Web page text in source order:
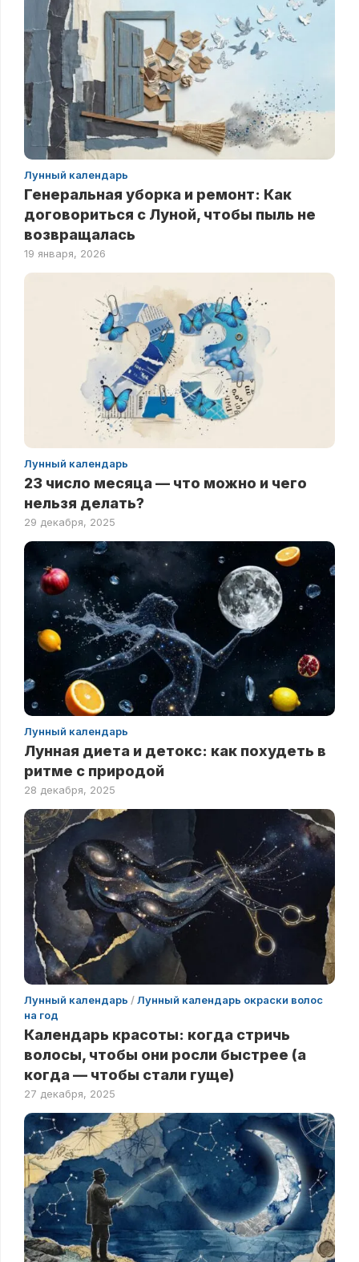
Лунный календарь
Генеральная уборка и ремонт: Как
договориться с Луной, чтобы пыль не
возвращалась
19 января, 2026
Лунный календарь
23 число месяца — что можно и чего
нельзя делать?
29 декабря, 2025
Лунный календарь
Лунная диета и детокс: как похудеть в
ритме с природой
28 декабря, 2025
Лунный календарь /Лунный календарь окраски волос
на год
Календарь красоты: когда стричь
волосы, чтобы они росли быстрее (а
когда — чтобы стали гуще)
27 декабря, 2025